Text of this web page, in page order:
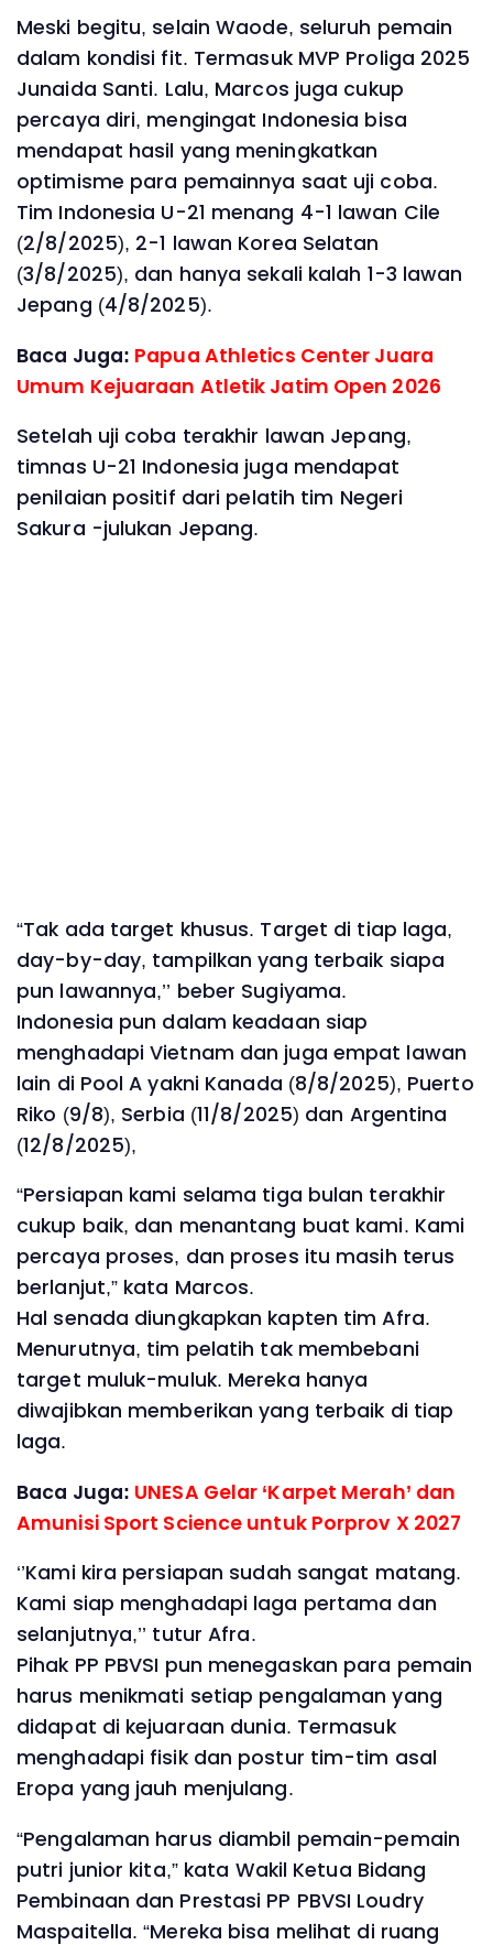
Meski begitu, selain Waode, seluruh pemain
dalam kondisi fit. Termasuk MVP Proliga 2025
Junaida Santi. Lalu, Marcos juga cukup
percaya diri, mengingat Indonesia bisa
mendapat hasil yang meningkatkan
optimisme para pemainnya saat uji coba.
Tim Indonesia U-21 menang 4-1 lawan Cile
(2/8/2025), 2-1 lawan Korea Selatan
(3/8/2025), dan hanya sekali kalah 1-3 lawan
Jepang (4/8/2025).
Baca Juga: Papua Athletics Center Juara
Umum Kejuaraan Atletik Jatim Open 2026
Setelah uji coba terakhir lawan Jepang,
timnas U-21 Indonesia juga mendapat
penilaian positif dari pelatih tim Negeri
Sakura -julukan Jepang.
“Tak ada target khusus. Target di tiap laga,
day-by-day, tampilkan yang terbaik siapa
pun lawannya,’’ beber Sugiyama.
Indonesia pun dalam keadaan siap
menghadapi Vietnam dan juga empat lawan
lain di Pool A yakni Kanada (8/8/2025), Puerto
Riko (9/8), Serbia (11/8/2025) dan Argentina
(12/8/2025),
“Persiapan kami selama tiga bulan terakhir
cukup baik, dan menantang buat kami. Kami
percaya proses, dan proses itu masih terus
berlanjut,” kata Marcos.
Hal senada diungkapkan kapten tim Afra.
Menurutnya, tim pelatih tak membebani
target muluk-muluk. Mereka hanya
diwajibkan memberikan yang terbaik di tiap
laga.
Baca Juga: UNESA Gelar ‘Karpet Merah’ dan
Amunisi Sport Science untuk Porprov X 2027
‘’Kami kira persiapan sudah sangat matang.
Kami siap menghadapi laga pertama dan
selanjutnya,’’ tutur Afra.
Pihak PP PBVSI pun menegaskan para pemain
harus menikmati setiap pengalaman yang
didapat di kejuaraan dunia. Termasuk
menghadapi fisik dan postur tim-tim asal
Eropa yang jauh menjulang.
“Pengalaman harus diambil pemain-pemain
putri junior kita,” kata Wakil Ketua Bidang
Pembinaan dan Prestasi PP PBVSI Loudry
Maspaitella. “Mereka bisa melihat di ruang